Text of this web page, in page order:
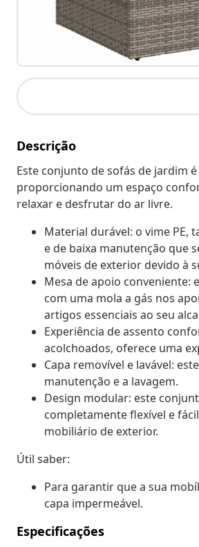
Descrição
Este conjunto de sofás de jardim
proporcionando um espaço
relaxar e desfrutar do ar livre.
Material durável: o vime PE,
e de baixa manutenção que
móveis de exterior devido à
Mesa de apoio conveniente:
com uma mola a gás nos
artigos essenciais ao seu
Experiência de assento
acolchoados, oferece uma
Capa removível e lavável:
manutenção e a lavagem.
Design modular: este
completamente flexível e
mobiliário de exterior.
Útil saber:
Para garantir que a sua
capa impermeável.
Especificações